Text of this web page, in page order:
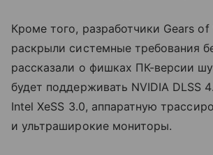
Кроме того, разработчики Gears of
раскрыли системные требования
рассказали о фишках ПК-версии
будет поддерживать NVIDIA DLSS
Intel XeSS 3.0, аппаратную
и ультраширокие мониторы.